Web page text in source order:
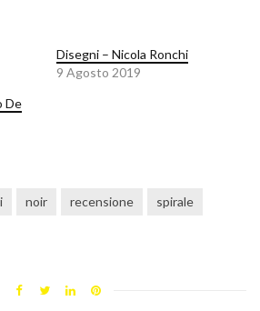
Disegni – Nicola Ronchi
9 Agosto 2019
De
noir recensione
spirale